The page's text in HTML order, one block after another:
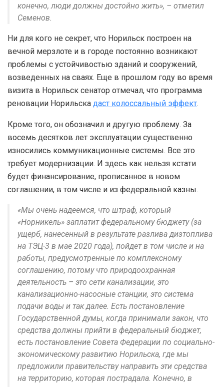
конечно, люди должны достойно жить», – отметил
Семенов.
Ни для кого не секрет, что Норильск построен на
вечной мерзлоте и в городе постоянно возникают
проблемы с устойчивостью зданий и сооружений,
возведенных на сваях. Еще в прошлом году во время
визита в Норильск сенатор отмечал, что программа
реновации Норильска даст колоссальный эффект.
Кроме того, он обозначил и другую проблему. За
восемь десятков лет эксплуатации существенно
износились коммуникационные системы. Все это
требует модернизации. И здесь как нельзя кстати
будет финансирование, прописанное в новом
соглашении, в том числе и из федеральной казны.
«Мы очень надеемся, что штраф, который
«Норникель» заплатит федеральному бюджету (за
ущерб, нанесенный в результате разлива дизтоплива
на ТЭЦ-3 в мае 2020 года), пойдет в том числе и на
работы, предусмотренные по комплексному
соглашению, потому что природоохранная
деятельность – это сети канализации, это
канализационно-насосные станции, это система
подачи воды и так далее. Есть постановление
Государственной думы, когда принимали закон, что
средства должны прийти в федеральный бюджет,
есть постановление Совета Федерации по социально-
экономическому развитию Норильска, где мы
предложили правительству направить эти средства
на территорию, которая пострадала. Конечно, в